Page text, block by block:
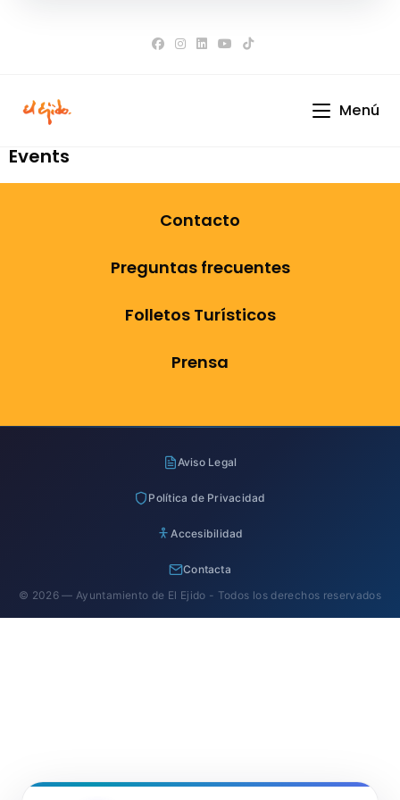
Menú
Events
Contacto
Preguntas frecuentes
Folletos Turísticos
Prensa
Aviso Legal
Política de Privacidad
Accesibilidad
Contacta
© 2026 — Ayuntamiento de El Ejido - Todos los derechos reservados